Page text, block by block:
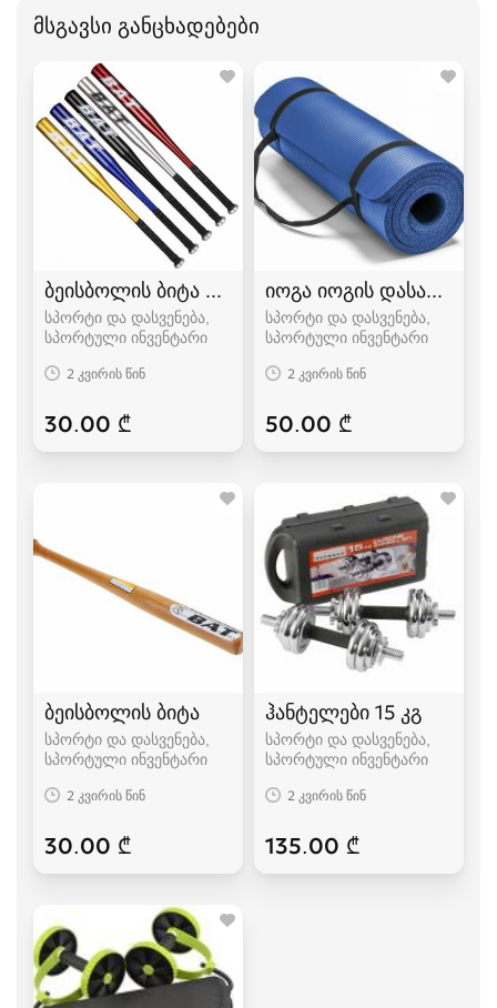
მსგავსი განცხადებები
ბეისბოლის ბიტა bita
სპორტი და დასვენება,
სპორტული ინვენტარი
2 კვირის წინ
30.00 ₾
იოგა იოგის დასაფენი
სპორტი და დასვენება,
სპორტული ინვენტარი
2 კვირის წინ
50.00 ₾
ბეისბოლის ბიტა
სპორტი და დასვენება,
სპორტული ინვენტარი
2 კვირის წინ
30.00 ₾
ჰანტელები 15 კგ
სპორტი და დასვენება,
სპორტული ინვენტარი
2 კვირის წინ
135.00 ₾